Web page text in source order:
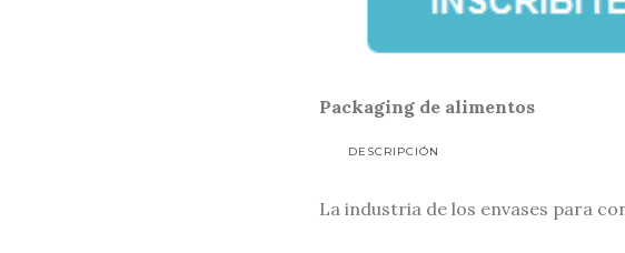
Packaging de alimentos
DESCRIPCIÓN
La industria de los envases para